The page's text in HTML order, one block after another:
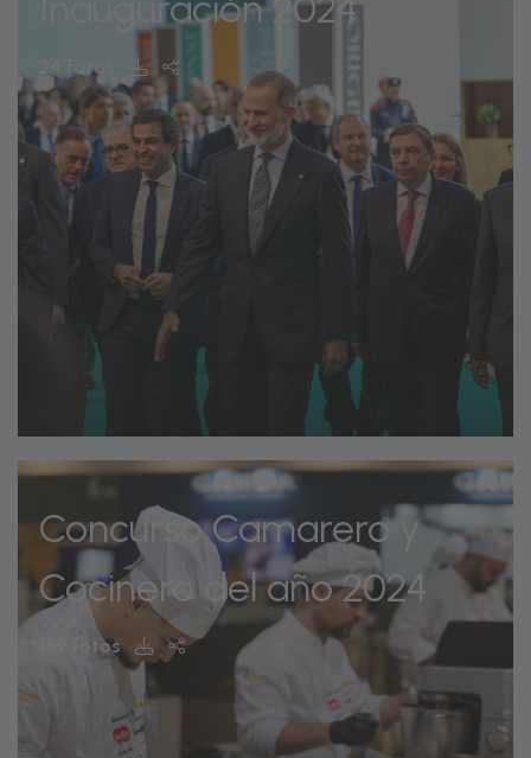
24 fotos
Concurso Camarero y
Cocinero del año 2024
189 fotos